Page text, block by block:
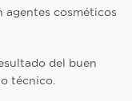
agentes cosméticos
del buen
técnico.